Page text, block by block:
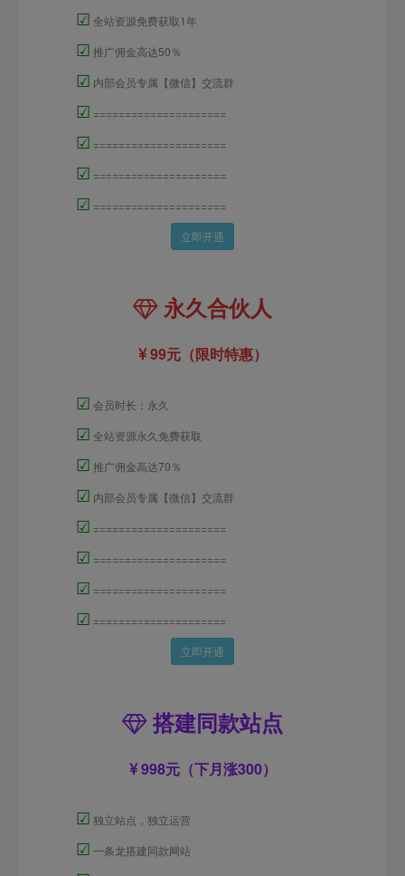
☑ 全站资源免费获取1年
☑ 推广佣金高达50％
☑ 内部会员专属【微信】交流群
☑ =====================
☑ =====================
☑ =====================
☑ =====================
立即开通
永久合伙人
99元（限时特惠）
☑ 会员时长：永久
☑ 全站资源永久免费获取
☑ 推广佣金高达70％
☑ 内部会员专属【微信】交流群
☑ =====================
☑ =====================
☑ =====================
☑ =====================
立即开通
搭建同款站点
998元（下月涨300）
☑ 独立站点，独立运营
☑ 一条龙搭建同款网站